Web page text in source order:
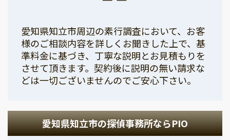
愛知県知立市周辺の素行調査において、お客
様のご相談内容を詳しくお聞きした上で、基
準料金に基づき、丁寧な説明とお見積もりを
させて頂きます。契約後に説明の無い請求な
どは一切ございませんのでご安心下さい。
愛知県知立市の探偵事務所ならPIO